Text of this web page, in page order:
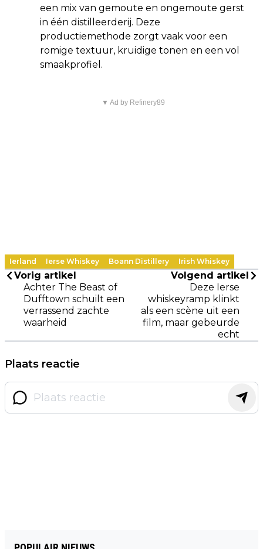
een mix van gemoute en ongemoute gerst
in één distilleerderij. Deze
productiemethode zorgt vaak voor een
romige textuur, kruidige tonen en een vol
smaakprofiel.
▼ Ad by Refinery89
Ierland Ierse Whiskey Boann Distillery Irish Whiskey
Vorig artikel
Achter The Beast of
Dufftown schuilt een
verrassend zachte
waarheid
Volgend artikel
Deze Ierse
whiskeyramp klinkt
als een scène uit een
film, maar gebeurde
echt
Plaats reactie